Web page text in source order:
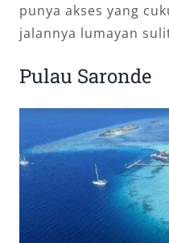
punya akses yang
jalannya lumayan
Pulau Saronde